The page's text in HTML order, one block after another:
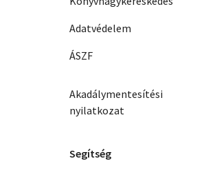
Adatvédelem
ÁSZF
Akadálymentesítési
nyilatkozat
Segítség